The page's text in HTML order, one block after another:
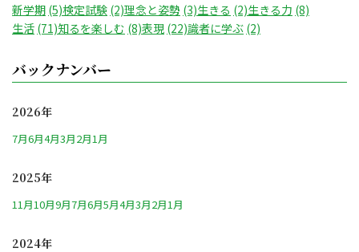
新学期 (5)検定試験 (2)理念と姿勢 (3)生きる (2)生きる力 (8)
生活 (71)知るを楽しむ (8)表現 (22)識者に学ぶ (2)
バックナンバー
2026年
7月6月4月3月2月1月
2025年
11月10月9月7月6月5月4月3月2月1月
2024年